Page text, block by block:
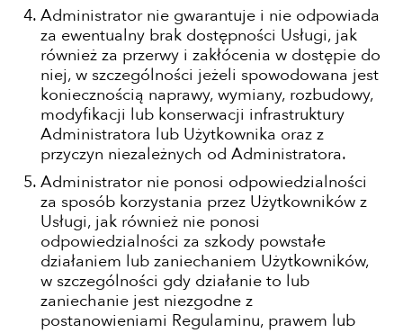
Administrator nie gwarantuje i nie odpowiada
za ewentualny brak dostępności Usługi, jak
również za przerwy i zakłócenia w dostępie do
niej, w szczególności jeżeli spowodowana jest
koniecznością naprawy, wymiany, rozbudowy,
modyfikacji lub konserwacji infrastruktury
Administratora lub Użytkownika oraz z
przyczyn niezależnych od Administratora.
Administrator nie ponosi odpowiedzialności
za sposób korzystania przez Użytkowników z
Usługi, jak również nie ponosi
odpowiedzialności za szkody powstałe
działaniem lub zaniechaniem Użytkowników,
w szczególności gdy działanie to lub
zaniechanie jest niezgodne z
postanowieniami Regulaminu, prawem lub